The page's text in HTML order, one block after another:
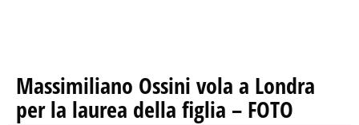
Massimiliano Ossini vola a Londra
per la laurea della figlia – FOTO